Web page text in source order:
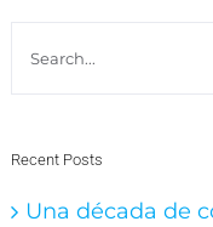
Recent Posts
Una década de